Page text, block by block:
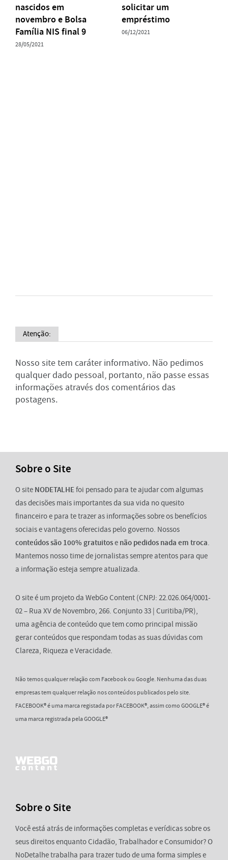
nascidos em
novembro e Bolsa
Família NIS final 9
28/05/2021
solicitar um
empréstimo
06/12/2021
Atenção:
Nosso site tem caráter informativo. Não pedimos
qualquer dado pessoal, portanto, não passe essas
informações através dos comentários das
postagens.
Sobre o Site
O site NODETALHEfoi pensado para te ajudar com algumas
das decisões mais importantes da sua vida no quesito
financeiro e para te trazer as informações sobre os benefícios
sociais e vantagens oferecidas pelo governo. Nossos
conteúdos são 100% gratuitose não pedidos nada em troca.
Mantemos nosso time de jornalistas sempre atentos para que
a informação esteja sempre atualizada.
O site é um projeto da WebGo Content (CNPJ: 22.026.064/0001-
02 – Rua XV de Novembro, 266. Conjunto 33 | Curitiba/PR),
uma agência de conteúdo que tem como principal missão
gerar conteúdos que respondam todas as suas dúvidas com
Clareza, Riqueza e Veracidade.
Não temos qualquer relação com Facebook ou Google. Nenhuma das duas
empresas tem qualquer relação nos conteúdos publicados pelo site.
FACEBOOK® é uma marca registada por FACEBOOK®, assim como GOOGLE® é
uma marca registrada pela GOOGLE®
Sobre o Site
Você está atrás de informações completas e verídicas sobre os
seus direitos enquanto Cidadão, Trabalhador e Consumidor? O
NoDetalhe trabalha para trazer tudo de uma forma simples e